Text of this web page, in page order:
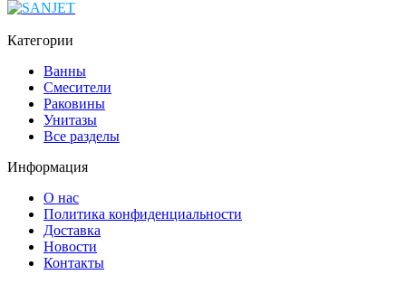
Категории
Ванны
Смесители
Раковины
Унитазы
Все разделы
Информация
О нас
Политика конфиденциальности
Доставка
Новости
Контакты